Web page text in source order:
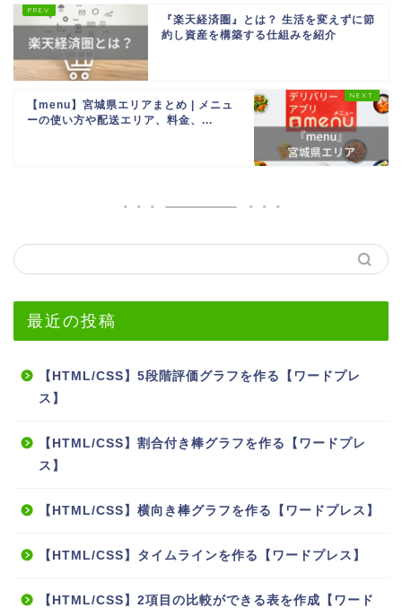
『楽天経済圏』とは？ 生活を変えずに節
約し資産を構築する仕組みを紹介
【menu】宮城県エリアまとめ | メニュ
ーの使い方や配送エリア、料金、...
最近の投稿
【HTML/CSS】5段階評価グラフを作る【ワードプレ
ス】
【HTML/CSS】割合付き棒グラフを作る【ワードプレ
ス】
【HTML/CSS】横向き棒グラフを作る【ワードプレス】
【HTML/CSS】タイムラインを作る【ワードプレス】
【HTML/CSS】2項目の比較ができる表を作成【ワード